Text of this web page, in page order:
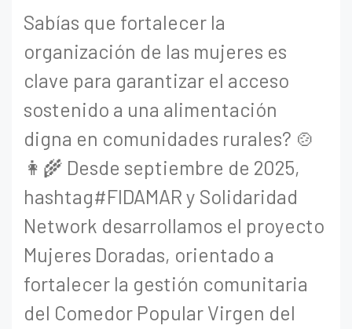
Sabías que fortalecer la
organización de las mujeres es
clave para garantizar el acceso
sostenido a una alimentación
digna en comunidades rurales? 🍲
👩‍🌾 Desde septiembre de 2025,
hashtag#FIDAMAR y Solidaridad
Network desarrollamos el proyecto
Mujeres Doradas, orientado a
fortalecer la gestión comunitaria
del Comedor Popular Virgen del